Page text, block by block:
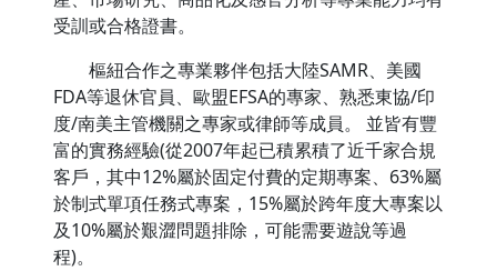
受訓或合格證書。
樞紐合作之專業夥伴包括大陸SAMR、美國
FDA等退休官員、歐盟EFSA的專家、熟悉東協/印
度/南美主管機關之專家或律師等成員。 並皆有豐
富的實務經驗(從2007年起已積累積了近千家合規
客戶，其中12%屬於固定付費的定期專案、63%屬
於制式單項任務式專案，15%屬於跨年度大專案以
及10%屬於艱澀問題排除，可能需要遊說等過
程)。